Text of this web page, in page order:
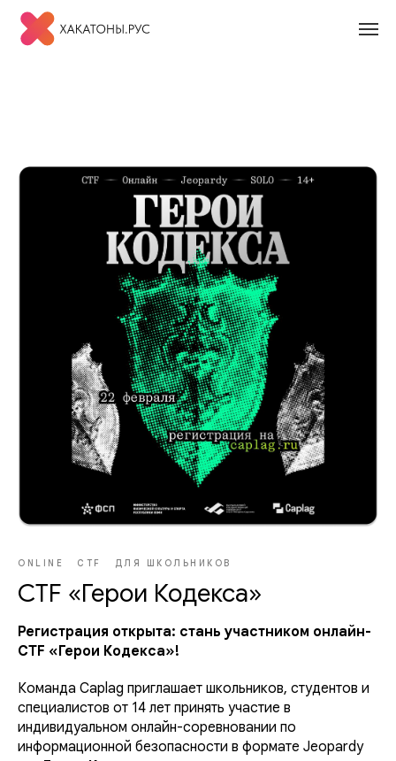
ONLINE CTF ДЛЯ ШКОЛЬНИКОВ
CTF «Герои Кодекса»
Регистрация открыта: стань участником онлайн-
CTF «Герои Кодекса»!
Команда Caplag приглашает школьников, студентов и
специалистов от 14 лет принять участие в
индивидуальном онлайн-соревновании по
информационной безопасности в формате Jeopardy